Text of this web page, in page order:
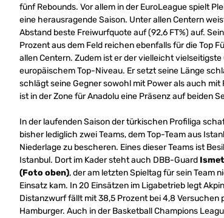
fünf Rebounds. Vor allem in der EuroLeague spielt
eine herausragende Saison. Unter allen Centern
Abstand beste Freiwurfquote auf (92,6 FT%) auf.
Prozent aus dem Feld reichen ebenfalls für die Top
allen Centern. Zudem ist er der vielleicht vielseitigste
europäischem Top-Niveau. Er setzt seine Länge
schlägt seine Gegner sowohl mit Power als auch mit
ist in der Zone für Anadolu eine Präsenz auf beiden
In der laufenden Saison der türkischen Profiliga
bisher lediglich zwei Teams, dem Top-Team aus
Niederlage zu bescheren. Eines dieser Teams ist
Istanbul. Dort im Kader steht auch DBB-Guard
(Foto oben), der am letzten Spieltag für sein Team
Einsatz kam. In 20 Einsätzen im Ligabetrieb legt
Distanzwurf fällt mit 38,5 Prozent bei 4,8
Hamburger. Auch in der Basketball Champions